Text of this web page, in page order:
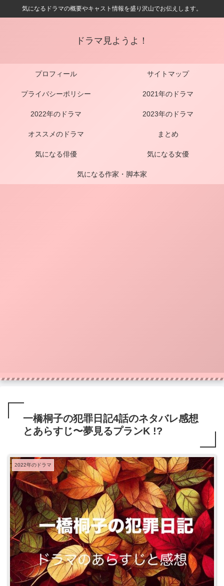
気になるドラマの概要やキャスト情報を盛り沢山でお伝えします。
ドラマ見ようよ！
プロフィール サイトマップ
プライバシーポリシー 2021年のドラマ
2022年のドラマ 2023年のドラマ
オススメのドラマ まとめ
気になる俳優 気になる女優
気になる作家・脚本家
一橋桐子の犯罪日記4話のネタバレ感想
とあらすじ〜夢見るプランK !?
2022年のドラマ